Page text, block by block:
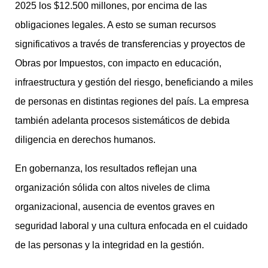
2025 los $12.500 millones, por encima de las
obligaciones legales. A esto se suman recursos
significativos a través de transferencias y proyectos de
Obras por Impuestos, con impacto en educación,
infraestructura y gestión del riesgo, beneficiando a miles
de personas en distintas regiones del país. La empresa
también adelanta procesos sistemáticos de debida
diligencia en derechos humanos.
En gobernanza, los resultados reflejan una
organización sólida con altos niveles de clima
organizacional, ausencia de eventos graves en
seguridad laboral y una cultura enfocada en el cuidado
de las personas y la integridad en la gestión.